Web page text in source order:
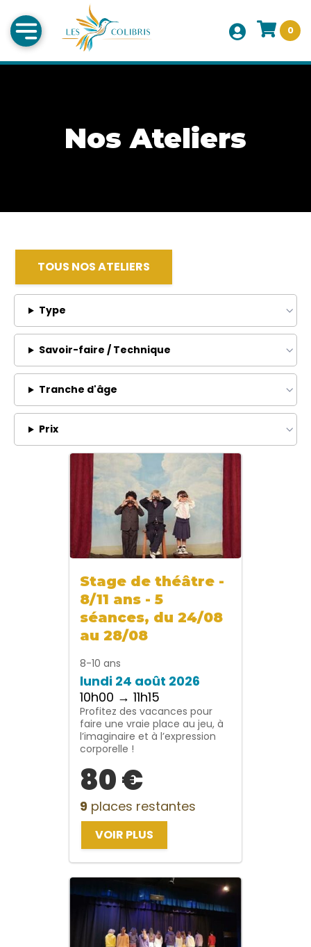
0
Nos Ateliers
TOUS NOS ATELIERS
Type
Savoir-faire / Technique
Tranche d'âge
Prix
Stage de théâtre -
8/11 ans - 5
séances, du 24/08
au 28/08
8-10 ans
lundi 24 août 2026
10h00 → 11h15
Profitez des vacances pour
faire une vraie place au jeu, à
l’imaginaire et à l’expression
corporelle !
80 €
9 places restantes
VOIR PLUS